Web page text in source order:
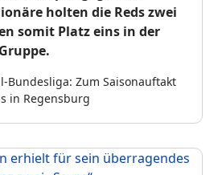
holten die Reds zwei
somit Platz eins in der
Bundesliga: Zum Saisonauftakt
in Regensburg